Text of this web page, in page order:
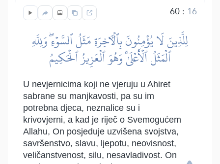
60: 16
لِلَّذِينَ لَا يُؤۡمِنُونَ بِٱلۡأٓخِرَةِ مَثَلُ ٱلسَّوۡءِۖ وَلِلَّهِ
ٱلۡمَثَلُ ٱلۡأَعۡلَىٰۚ وَهُوَ ٱلۡعَزِيزُ ٱلۡحَكِيمُ
U nevjernicima koji ne vjeruju u Ahiret
sabrane su manjkavosti, pa su im
potrebna djeca, neznalice su i
krivovjerni, a kad je riječ o Svemogućem
Allahu, On posjeduje uzvišena svojstva,
savršenstvo, slavu, ljepotu, neovisnost,
veličanstvenost, silu, nesavladivost. On